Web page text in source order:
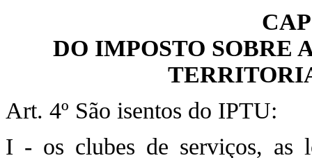
DO IMPOSTO SOBRE
Art. 4º São isentos do IPTU:
I - os clubes de serviços, as